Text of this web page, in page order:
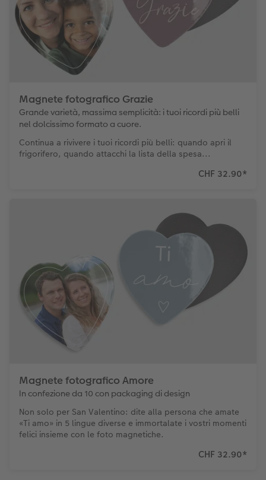
Magnete fotografico Grazie
Grande varietà, massima semplicità: i tuoi ricordi più belli
nel dolcissimo formato a cuore.
Continua a rivivere i tuoi ricordi più belli: quando apri il
frigorifero, quando attacchi la lista della spesa...
CHF 32.90*
Magnete fotografico Amore
In confezione da 10 con packaging di design
Non solo per San Valentino: dite alla persona che amate
«Ti amo» in 5 lingue diverse e immortalate i vostri momenti
felici insieme con le foto magnetiche.
CHF 32.90*